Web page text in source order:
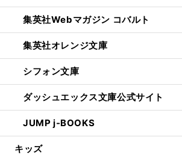
集英社Webマガジン コバルト
集英社オレンジ文庫
シフォン文庫
ダッシュエックス文庫公式サイト
JUMP j-BOOKS
キッズ